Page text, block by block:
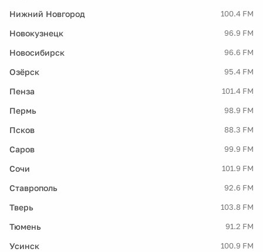
Нижний Новгород 100.4 FM
Новокузнецк 96.9 FM
Новосибирск 96.6 FM
Озёрск 95.4 FM
Пенза 101.4 FM
Пермь 98.9 FM
Псков 88.3 FM
Саров 99.9 FM
Сочи 101.9 FM
Ставрополь 92.6 FM
Тверь 103.8 FM
Тюмень 91.2 FM
Усинск 100.9 FM